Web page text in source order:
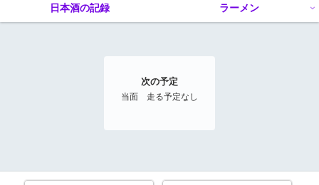
日本酒の記録 ラーメン
次の予定
当面 走る予定なし